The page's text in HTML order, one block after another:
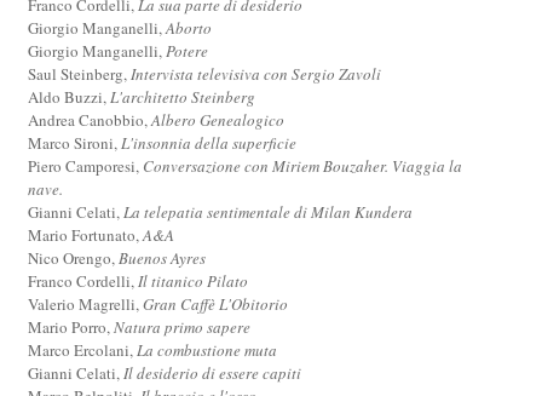
Franco Cordelli,La sua parte di desiderio
Giorgio Manganelli,Aborto
Giorgio Manganelli,Potere
Saul Steinberg,Intervista televisiva con Sergio Zavoli
Aldo Buzzi,L'architetto Steinberg
Andrea Canobbio,Albero Genealogico
Marco Sironi,L'insonnia della superficie
Piero Camporesi, Conversazione con Miriem Bouzaher. Viaggia la
nave.
Gianni Celati,La telepatia sentimentale di Milan Kundera
Mario Fortunato,A&A
Nico Orengo,Buenos Ayres
Franco Cordelli,Il titanico Pilato
Valerio Magrelli,Gran Caffè L'Obitorio
Mario Porro,Natura primo sapere
Marco Ercolani,La combustione muta
Gianni Celati,Il desiderio di essere capiti